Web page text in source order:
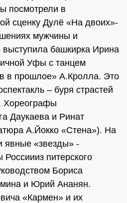
посмотрели в
сценку Дулё «На двоих»-
мужчины и
башкирка Ирина
Уфы с танцем
в прошлое» А.Кролла. Это
– буря страстей
Хореографы
Даукаева и Ринат
А.Йокко «Стена»). На
явные «звезды» -
питерского
Бориса
и Юрий Ананян.
«Кармен» и их